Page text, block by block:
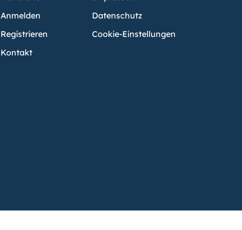
Anmelden
Registrieren
Kontakt
Datenschutz
Cookie-Einstellungen